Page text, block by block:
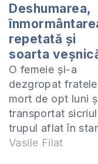
Deshumarea,
repetată și
soarta
O femeie și-a
dezgropat fratele
mort de opt luni
transportat
trupul aflat în
de putrefacție în
Vasile Filat